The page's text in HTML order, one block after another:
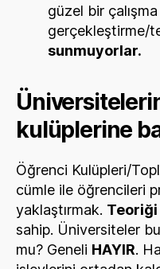
güzel bir çalışma
gerçekleştirme/
sunmuyorlar.
kulüplerine
Öğrenci Kulüpleri/
cümle ile öğrencileri
yaklaştırmak. Teoriği
sahip. Üniversiteler
mu? Geneli HAYIR.